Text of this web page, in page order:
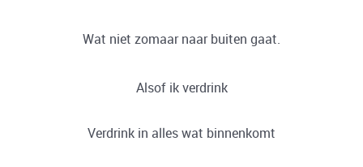
Wat niet zomaar naar buiten gaat.
Alsof ik verdrink
Verdrink in alles wat binnenkomt